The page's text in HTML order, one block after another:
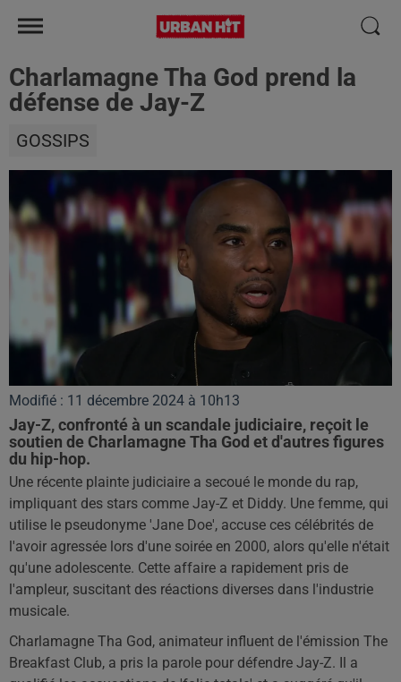
Charlamagne Tha God prend la
défense de Jay-Z
GOSSIPS
Modifié : 11 décembre 2024 à 10h13
Jay-Z, confronté à un scandale judiciaire, reçoit le
soutien de Charlamagne Tha God et d'autres figures
du hip-hop.
Une récente plainte judiciaire a secoué le monde du rap,
impliquant des stars comme Jay-Z et Diddy. Une femme, qui
utilise le pseudonyme 'Jane Doe', accuse ces célébrités de
l'avoir agressée lors d'une soirée en 2000, alors qu'elle n'était
qu'une adolescente. Cette affaire a rapidement pris de
l'ampleur, suscitant des réactions diverses dans l'industrie
musicale.
Charlamagne Tha God, animateur influent de l'émission The
Breakfast Club, a pris la parole pour défendre Jay-Z. Il a